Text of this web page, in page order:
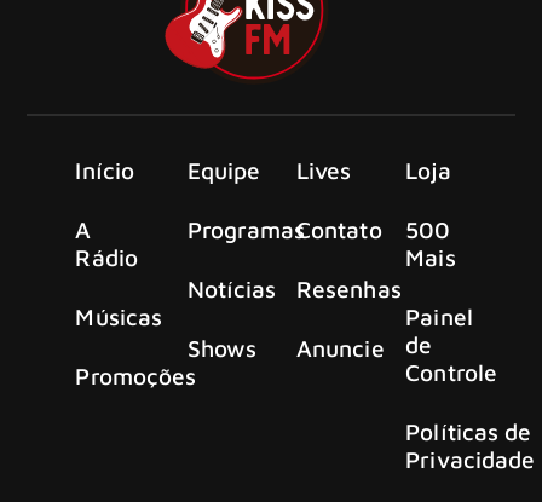
Início
A
Rádio
Músicas
Promoções
Equipe
Programas
Notícias
Shows
Lives
Contato
Resenhas
Anuncie
Loja
500
Mais
Painel
de
Controle
Políticas de
Privacidade